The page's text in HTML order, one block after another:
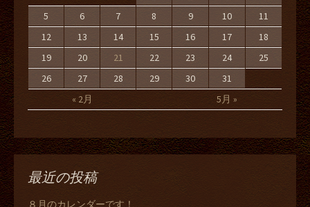
« 2月 5月 »
5
6 7 8 9 10
11
12
13 14 15 16 17
18
19
20 21 22 23 24
25
26
27 28 29 30 31
最近の投稿
８月のカレンダーです！